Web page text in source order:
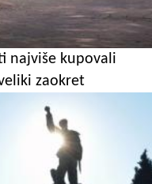
najviše kupovali
zaokret